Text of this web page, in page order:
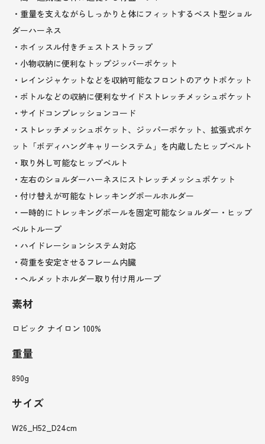
・重量を支えながらしっかりと体にフィットするベスト型ショル
ダーハーネス
・ホイッスル付きチェストストラップ
・小物収納に便利なトップジッパーポケット
・レインジャケットなどを収納可能なフロントのアウトポケット
・ボトルなどの収納に便利なサイドストレッチメッシュポケット
・サイドコンプレッションコード
・ストレッチメッシュポケット、ジッパーポケット、拡張式ポケ
ット「ボディハングキャリーシステム」を内蔵したヒップベルト
・取り外し可能なヒップベルト
・左右のショルダーハーネスにストレッチメッシュポケット
・付け替えが可能なトレッキングポールホルダー
・一時的にトレッキングポールを固定可能なショルダー・ヒップ
ベルトループ
・ハイドレーションシステム対応
・荷重を安定させるフレーム内臓
・ヘルメットホルダー取り付け用ループ
素材
ロビック ナイロン 100%
重量
890g
サイズ
W26_H52_D24cm